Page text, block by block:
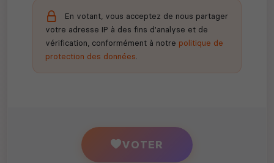
En votant, vous acceptez de nous partager
votre adresse IP à des fins d'analyse et de
vérification, conformément à notre politique de
protection des données.
VOTER